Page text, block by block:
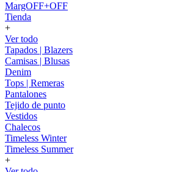
MargOFF+OFF
Tienda
+
Ver todo
Tapados | Blazers
Camisas | Blusas
Denim
Tops | Remeras
Pantalones
Tejido de punto
Vestidos
Chalecos
Timeless Winter
Timeless Summer
+